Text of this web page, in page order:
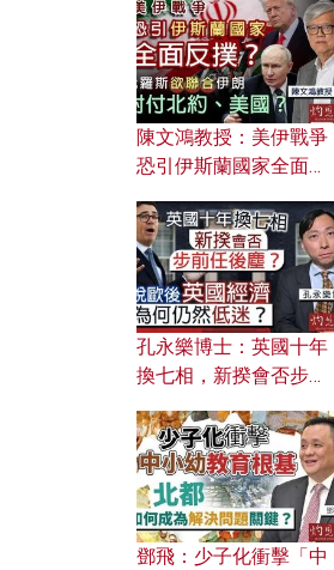
文之美？ 日常寫作如何
應用？
陳文鴻教授：美伊戰爭
恐引伊斯蘭國家全面反
對付北約美國？
孔永樂博士：英國十年
換七相，新揆會否步前
濟為何仍然低迷？
鄧飛：少子化衝擊「中